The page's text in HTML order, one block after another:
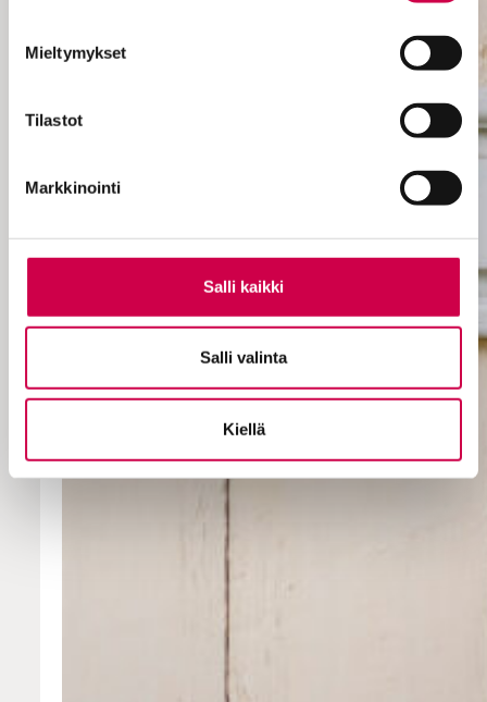
Mieltymykset
Tilastot
Markkinointi
Salli kaikki
Salli valinta
Kiellä